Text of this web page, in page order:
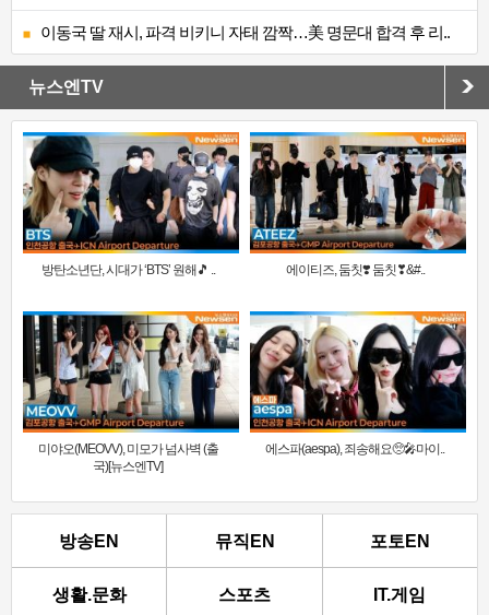
이동국 딸 재시, 파격 비키니 자태 깜짝…美 명문대 합격 후 리..
뉴스엔TV
방탄소년단, 시대가 ‘BTS’ 원해🎵 .. 에이티즈, 둠칫❣️ 둠칫❣&#..
미야오(MEOVV), 미모가 넘사벽 (출
국)[뉴스엔TV]
에스파(aespa), 죄송해요🥺🎤마이..
방송EN 뮤직EN 포토EN
생활.문화 스포츠 IT.게임